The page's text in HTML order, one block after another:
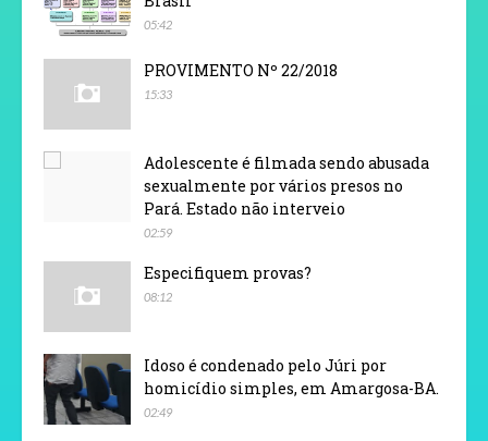
05:42
PROVIMENTO Nº 22/2018
15:33
Adolescente é filmada sendo abusada
sexualmente por vários presos no
Pará. Estado não interveio
02:59
Especifiquem provas?
08:12
Idoso é condenado pelo Júri por
homicídio simples, em Amargosa-BA.
02:49